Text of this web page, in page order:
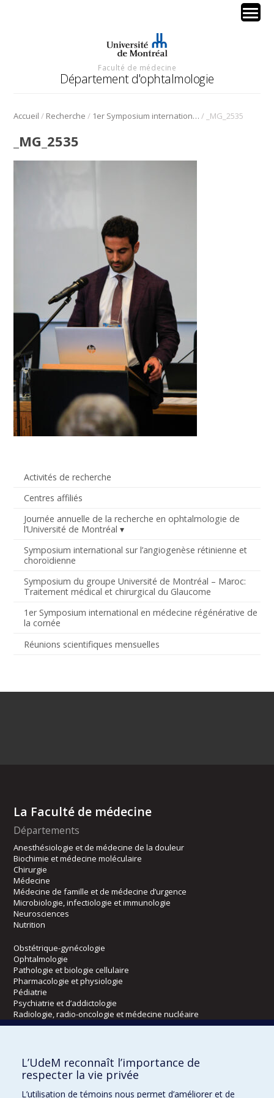
Faculté de médecine
Département d'ophtalmologie
Accueil / Recherche / 1er Symposium international en médecine régénérative de la cornée / _MG_2535
Activités de recherche
Centres affiliés
Journée annuelle de la recherche en ophtalmologie de
l’Université de Montréal
Symposium international sur l’angiogenèse rétinienne et
choroïdienne
Symposium du groupe Université de Montréal – Maroc:
Traitement médical et chirurgical du Glaucome
1er Symposium international en médecine régénérative de
la cornée
Réunions scientifiques mensuelles
_MG_2535
La Faculté de médecine
Départements
Anesthésiologie et de médecine de la douleur
Biochimie et médecine moléculaire
Chirurgie
Médecine
Médecine de famille et de médecine d’urgence
Microbiologie, infectiologie et immunologie
Neurosciences
Nutrition
Obstétrique-gynécologie
Ophtalmologie
Pathologie et biologie cellulaire
Pharmacologie et physiologie
Pédiatrie
Psychiatrie et d’addictologie
Radiologie, radio-oncologie et médecine nucléaire
Écoles
Kinésiologie et des sciences de l’activité physique
Orthophonie et audiologie
Réadaptation
L’UdeM reconnaît l’importance de
respecter la vie privée
L’utilisation de témoins nous permet d’améliorer et de